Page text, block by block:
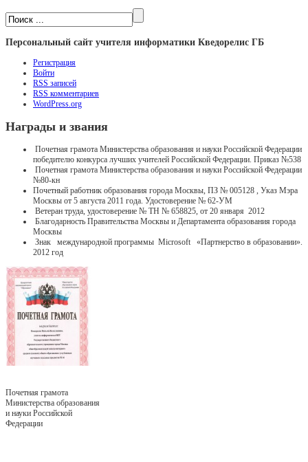
Персональный сайт учителя информатики Кведорелис ГБ
Регистрация
Войти
RSS записей
RSS комментариев
WordPress.org
Награды и звания
Почетная грамота Министерства образования и науки Российской Федерации
победителю конкурса лучших учителей Российской Федерации. Приказ №538
Почетная грамота Министерства образования и науки Российской Федерации
№80-кн
Почетный работник образования города Москвы, ПЗ № 005128 , Указ Мэра
Москвы от 5 августа 2011 года. Удостоверение № 62-УМ
Ветеран труда, удостоверение № ТН № 658825, от 20 января 2012
Благодарность Правительства Москвы и Департамента образования города
Москвы
Знак международной программы Microsoft «Партнерство в образовании».
2012 год
Почетная грамота
Министерства образования
и науки Российской
Федерации